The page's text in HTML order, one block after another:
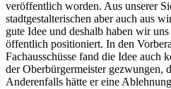
veröffentlich worden. Aus unserer
stadtgestalterischen aber auch aus
gute Idee und deshalb haben wir uns
öffentlich positioniert. In den
Fachausschüsse fand die Idee auch
der Oberbürgermeister gezwungen,
Anderenfalls hätte er eine